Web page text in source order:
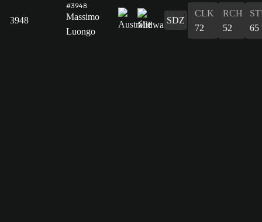
3948
#3948
Massimo
Luongo
SDZ
CLK
72
RCH
52
65